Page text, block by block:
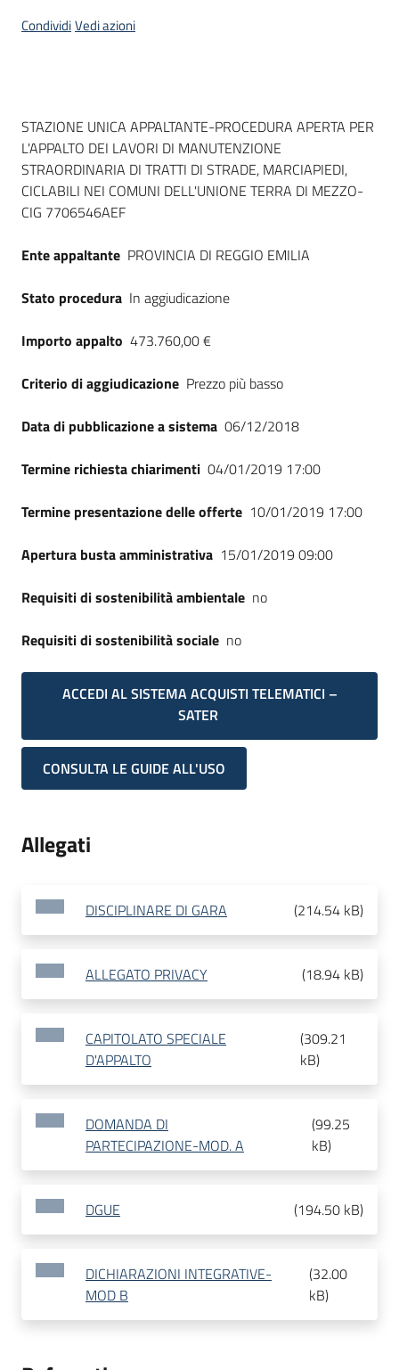
CondividiVedi azioni
Dati del bando
STAZIONE UNICA APPALTANTE-PROCEDURA APERTA PER
L'APPALTO DEI LAVORI DI MANUTENZIONE
STRAORDINARIA DI TRATTI DI STRADE, MARCIAPIEDI,
CICLABILI NEI COMUNI DELL'UNIONE TERRA DI MEZZO-
CIG 7706546AEF
Ente appaltante PROVINCIA DI REGGIO EMILIA
Stato procedura In aggiudicazione
Importo appalto 473.760,00 €
Criterio di aggiudicazione Prezzo più basso
Data di pubblicazione a sistema 06/12/2018
Termine richiesta chiarimenti 04/01/2019 17:00
Termine presentazione delle offerte 10/01/2019 17:00
Apertura busta amministrativa 15/01/2019 09:00
Requisiti di sostenibilità ambientale no
Requisiti di sostenibilità sociale no
ACCEDI AL SISTEMA ACQUISTI TELEMATICI –
SATER
CONSULTA LE GUIDE ALL'USO
Allegati
DISCIPLINARE DI GARA (214.54 kB)
ALLEGATO PRIVACY (18.94 kB)
CAPITOLATO SPECIALE
D'APPALTO
(309.21
kB)
DOMANDA DI
PARTECIPAZIONE-MOD. A
(99.25
kB)
DGUE (194.50 kB)
DICHIARAZIONI INTEGRATIVE-
MOD B
(32.00
kB)